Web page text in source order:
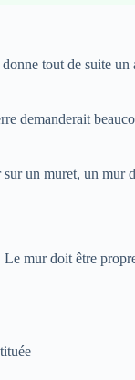
tout de suite
demanderait
un muret, un mur
mur doit être